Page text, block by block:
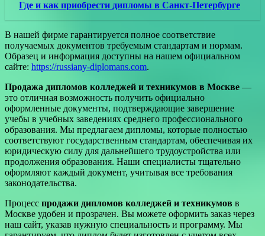
Где и как приобрести дипломы в Санкт-Петербурге
В нашей фирме гарантируется полное соответствие
получаемых документов требуемым стандартам и нормам.
Образец и информация доступны на нашем официальном
сайте: https://russiany-diplomans.com.
Продажа дипломов колледжей и техникумов в Москве —
это отличная возможность получить официально
оформленные документы, подтверждающие завершение
учебы в учебных заведениях среднего профессионального
образования. Мы предлагаем дипломы, которые полностью
соответствуют государственным стандартам, обеспечивая их
юридическую силу для дальнейшего трудоустройства или
продолжения образования. Наши специалисты тщательно
оформляют каждый документ, учитывая все требования
законодательства.
Процесс продажи дипломов колледжей и техникумов в
Москве удобен и прозрачен. Вы можете оформить заказ через
наш сайт, указав нужную специальность и программу. Мы